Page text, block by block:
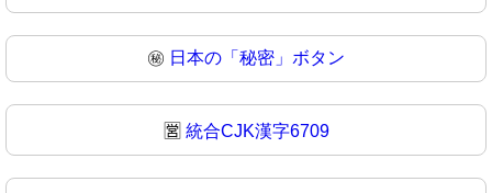
㊙ 日本の「秘密」ボタン
🈺 統合CJK漢字6709